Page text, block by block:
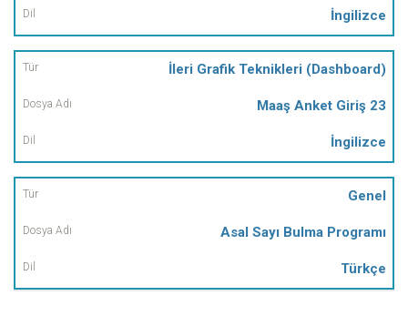
İngilizce
İleri Grafik Teknikleri (Dashboard)
Maaş Anket Giriş 23
İngilizce
Genel
Asal Sayı Bulma Programı
Türkçe